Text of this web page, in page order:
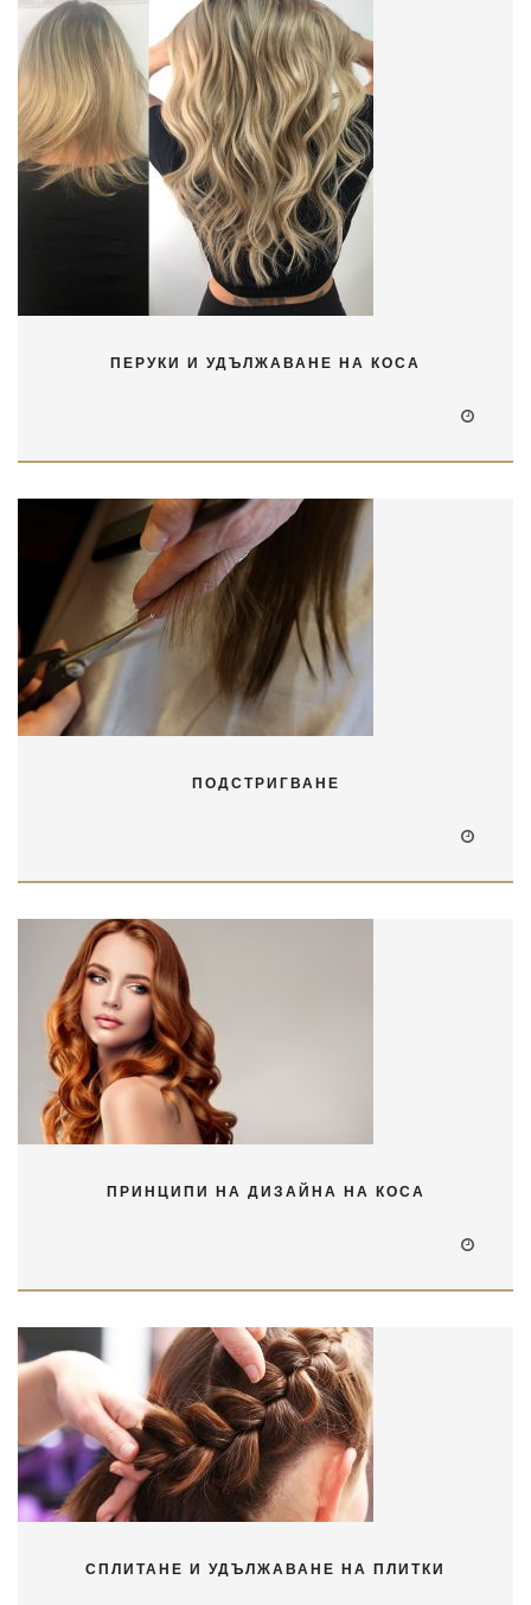
ПЕРУКИ И УДЪЛЖАВАНЕ НА КОСА
ПОДСТРИГВАНЕ
ПРИНЦИПИ НА ДИЗАЙНА НА КОСА
СПЛИТАНЕ И УДЪЛЖАВАНЕ НА ПЛИТКИ